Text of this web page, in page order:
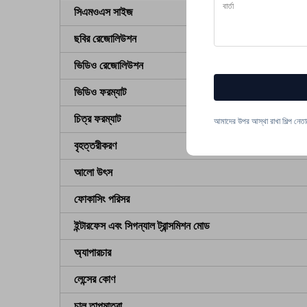
সিএমওএস সাইজ
ছবির রেজোলিউশন
ভিডিও রেজোলিউশন
ভিডিও ফরম্যাট
চিত্র ফরম্যাট
বৃহত্তরীকরণ
আলো উৎস
ফোকাসিং পরিসর
ইন্টারফেস এবং সিগন্যাল ট্রান্সমিশন মোড
অ্যাপারচার
লেন্সের কোণ
আমাদের উপর আস্থা রাখা শিল্প